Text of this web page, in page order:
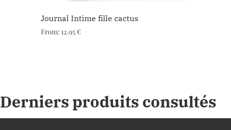
Journal Intime fille cactus
From: 12.95€
Derniers produits consultés